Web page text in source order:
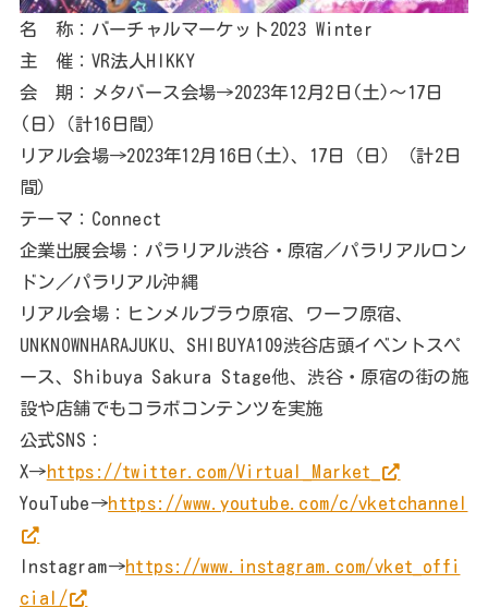
名 称：バーチャルマーケット2023 Winter
主 催：VR法人HIKKY
会 期：メタバース会場→2023年12月2日(土)～17日
(日)（計16日間）
リアル会場→2023年12月16日(土)、17日（日）（計2日
間）
テーマ：Connect
企業出展会場：パラリアル渋谷・原宿／パラリアルロン
ドン／パラリアル沖縄
リアル会場：ヒンメルブラウ原宿、ワーフ原宿、
UNKNOWNHARAJUKU、SHIBUYA109渋谷店頭イベントスペ
ース、Shibuya Sakura Stage他、渋谷・原宿の街の施
設や店舗でもコラボコンテンツを実施
公式SNS：
X→https://twitter.com/Virtual_Market_
YouTube→https://www.youtube.com/c/vketchannel
Instagram→https://www.instagram.com/vket_offi
cial/